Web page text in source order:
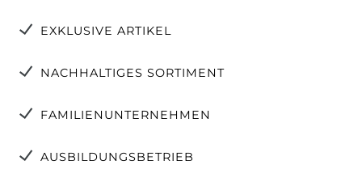
EXKLUSIVE ARTIKEL
NACHHALTIGES SORTIMENT
FAMILIENUNTERNEHMEN
AUSBILDUNGSBETRIEB